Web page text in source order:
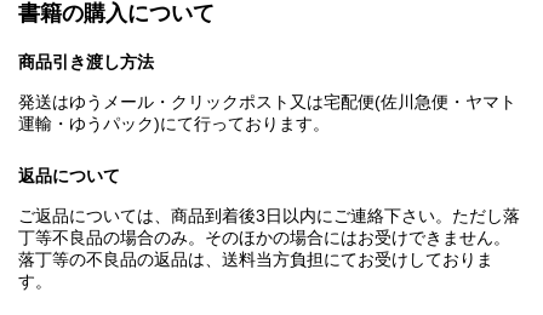
書籍の購入について
商品引き渡し方法
発送はゆうメール・クリックポスト又は宅配便(佐川急便・ヤマト
運輸・ゆうパック)にて行っております。
返品について
ご返品については、商品到着後3日以内にご連絡下さい。ただし落
丁等不良品の場合のみ。そのほかの場合にはお受けできません。
落丁等の不良品の返品は、送料当方負担にてお受けしておりま
す。